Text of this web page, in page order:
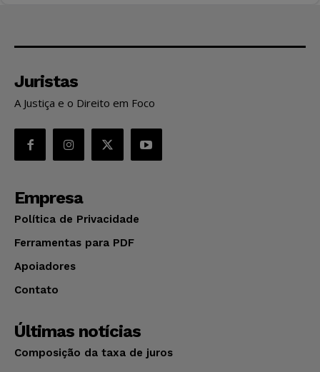
Juristas
A Justiça e o Direito em Foco
Empresa
Política de Privacidade
Ferramentas para PDF
Apoiadores
Contato
Últimas notícias
Composição da taxa de juros